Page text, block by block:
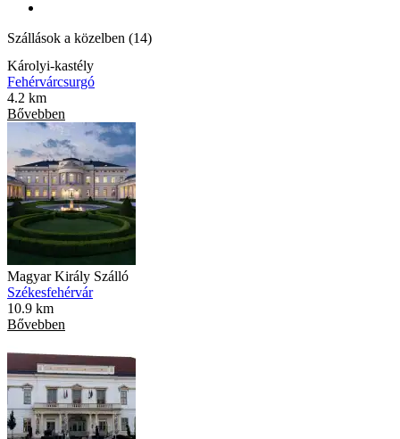
Szállások a közelben (14)
Károlyi-kastély
Fehérvárcsurgó
4.2 km
Bővebben
Magyar Király Szálló
Székesfehérvár
10.9 km
Bővebben